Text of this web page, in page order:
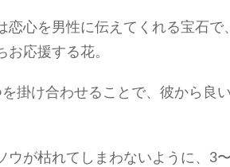
恋心を男性に伝えてくれる宝石
お応援する花。
を掛け合わせることで、彼から良
ウが枯れてしまわないように、3